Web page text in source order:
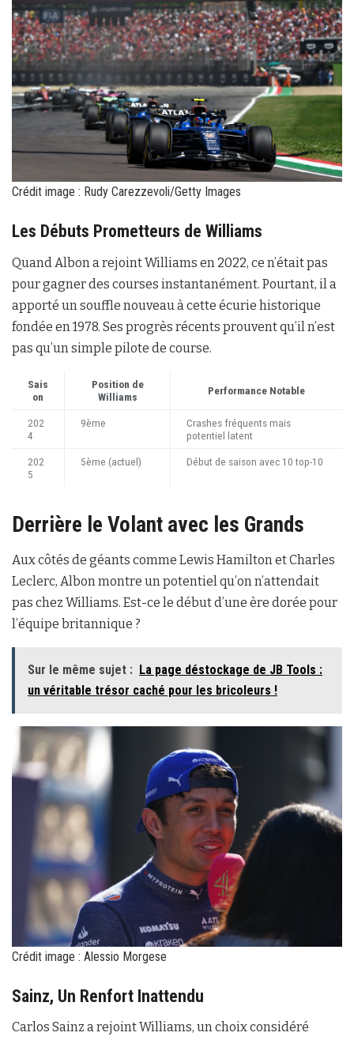
Crédit image : Rudy Carezzevoli/Getty Images
Les Débuts Prometteurs de Williams
Quand Albon a rejoint Williams en 2022, ce n’était pas
pour gagner des courses instantanément. Pourtant, il a
apporté un souffle nouveau à cette écurie historique
fondée en 1978. Ses progrès récents prouvent qu’il n’est
pas qu’un simple pilote de course.
Sais
on
Position de
Williams
Performance Notable
202
4
9ème
Crashes fréquents mais
potentiel latent
202
5
5ème (actuel) Début de saison avec 10 top-10
Derrière le Volant avec les Grands
Aux côtés de géants comme Lewis Hamilton et Charles
Leclerc, Albon montre un potentiel qu’on n’attendait
pas chez Williams. Est-ce le début d’une ère dorée pour
l’équipe britannique ?
Sur le même sujet : La page déstockage de JB Tools :
un véritable trésor caché pour les bricoleurs !
Crédit image : Alessio Morgese
Sainz, Un Renfort Inattendu
Carlos Sainz a rejoint Williams, un choix considéré